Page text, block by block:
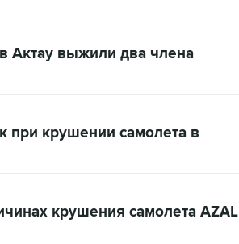
Актау выжили два члена
при крушении самолета в
крушения самолета AZAL